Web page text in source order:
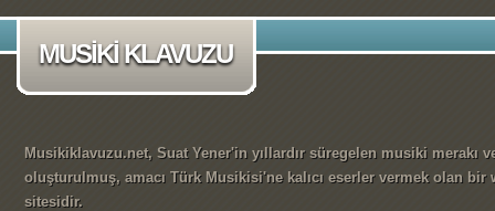
MUSİKİ KLAVUZU
Musikiklavuzu.net, Suat Yener'in yıllardır süregelen musiki merakı
oluşturulmuş, amacı Türk Musikisi'ne kalıcı eserler vermek olan bir
sitesidir.